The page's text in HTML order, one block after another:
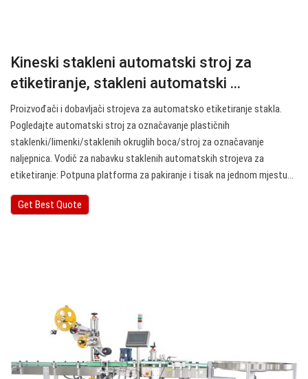
Kineski stakleni automatski stroj za
etiketiranje, stakleni automatski ...
Proizvođači i dobavljači strojeva za automatsko etiketiranje stakla.
Pogledajte automatski stroj za označavanje plastičnih
staklenki/limenki/staklenih okruglih boca/stroj za označavanje
naljepnica. Vodič za nabavku staklenih automatskih strojeva za
etiketiranje: Potpuna platforma za pakiranje i tisak na jednom mjestu…
Get Best Quote